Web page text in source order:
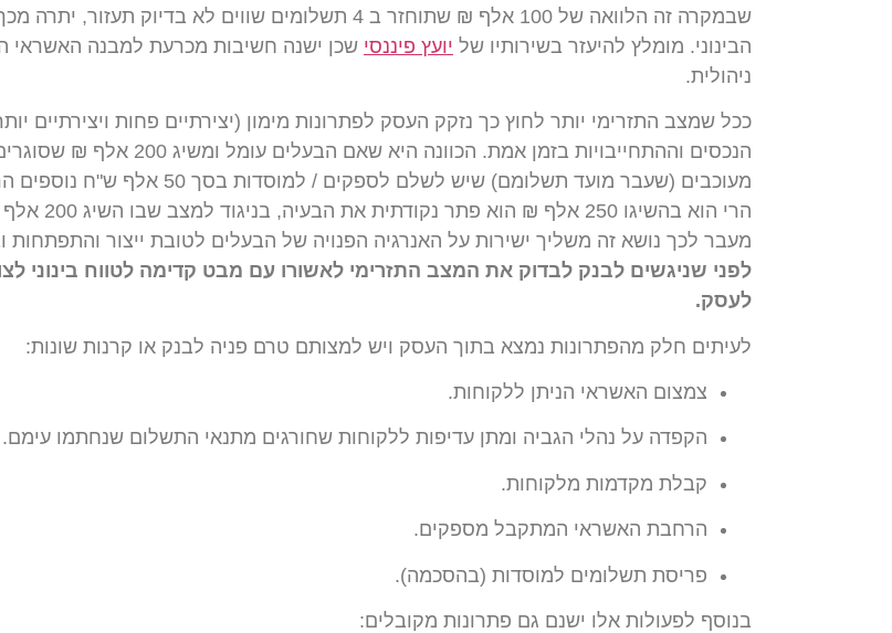
שבמקרה זה הלוואה של 100 אלף ₪ שתוחזר ב 4 תשלומים
הבינוני. מומלץ להיעזר בשירותיו של יועץ פיננסי שכן ישנה חשיבות מכרעת למבנה האשראי
ניהולית.
ככל שמצב התזרימי יותר לחוץ כך נזקק העסק לפתרונות מימון (יצירתיים פחות
הנכסים וההתחייבויות בזמן
מעוכבים (שעבר מועד תשלומם) שיש
מעבר לכך נושא זה משליך ישירות על האנרגיה הפנויה של הבעלים לטובת ייצור והתפתחות
לפני שניגשים לבנק לבדוק את המצב התזרימי לאשורו עם מבט קדימה לטווח
לעסק.
לעיתים חלק מהפתרונות נמצא בתוך העסק ויש למצותם טרם פניה לבנק או קרנות שונות:
צמצום האשראי הניתן ללקוחות.
הקפדה על נהלי הגביה ומתן עדיפות ללקוחות שחורגים מתנאי התשלום שנחתמו עימם.
קבלת מקדמות מלקוחות.
הרחבת האשראי המתקבל מספקים.
פריסת תשלומים למוסדות (בהסכמה).
בנוסף לפעולות אלו ישנם גם פתרונות מקובלים: